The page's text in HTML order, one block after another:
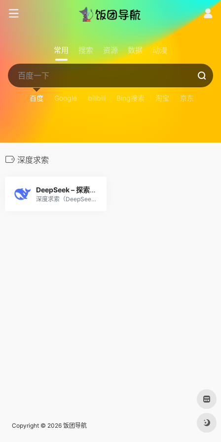
常用 搜索 资源 数据 动漫
百度 Google bilibili Bing搜索 淘宝 京东
深度求索
DeepSeek – 探索未至之境
深度求索（DeepSeek）助力编程代码开发、创意写作、文件处理等任务，支持文件上传及长文本对话，随时为您提供高效的AI支持。
Copyright © 2026 饭团导航